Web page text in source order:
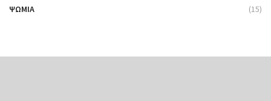
ΨΩΜΙΆ (15)